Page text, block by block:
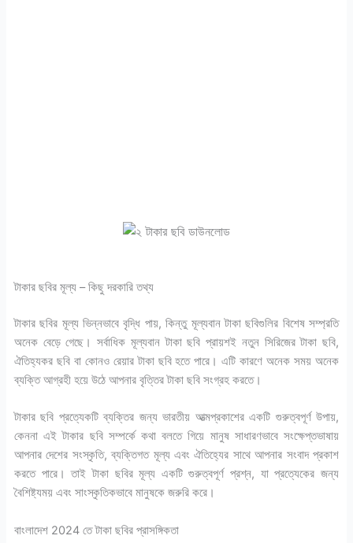
টাকার ছবির মূল্য – কিছু দরকারি তথ্য
টাকার ছবির মূল্য ভিন্নভাবে বৃদ্ধি পায়, কিন্তু মূল্যবান টাকা ছবিগুলির বিশেষ সম্প্রতি
অনেক বেড়ে গেছে। সর্বাধিক মূল্যবান টাকা ছবি প্রায়শই নতুন সিরিজের টাকা ছবি,
ঐতিহ্যকর ছবি বা কোনও রেয়ার টাকা ছবি হতে পারে। এটি কারণে অনেক সময় অনেক
ব্যক্তি আগ্রহী হয়ে উঠে আপনার বৃত্তির টাকা ছবি সংগ্রহ করতে।
টাকার ছবি প্রত্যেকটি ব্যক্তির জন্য ভারতীয় আত্মপ্রকাশের একটি গুরুত্বপূর্ণ উপায়,
কেননা এই টাকার ছবি সম্পর্কে কথা বলতে গিয়ে মানুষ সাধারণভাবে সংক্ষেপ্তভাষায়
আপনার দেশের সংস্কৃতি, ব্যক্তিগত মূল্য এবং ঐতিহ্যের সাথে আপনার সংবাদ প্রকাশ
করতে পারে। তাই টাকা ছবির মূল্য একটি গুরুত্বপূর্ণ প্রশ্ন, যা প্রত্যেকের জন্য
বৈশিষ্ট্যময় এবং সাংস্কৃতিকভাবে মানুষকে জরুরি করে।
বাংলাদেশ 2024 তে টাকা ছবির প্রাসঙ্গিকতা